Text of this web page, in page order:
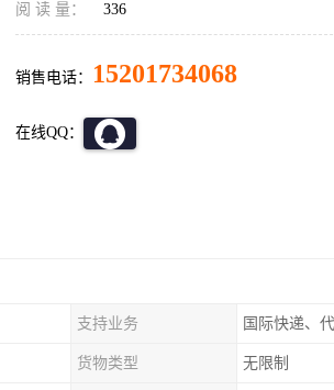
阅 读 量： 336
销售电话： 15201734068
在线QQ：
支持业务
货物类型 无限制